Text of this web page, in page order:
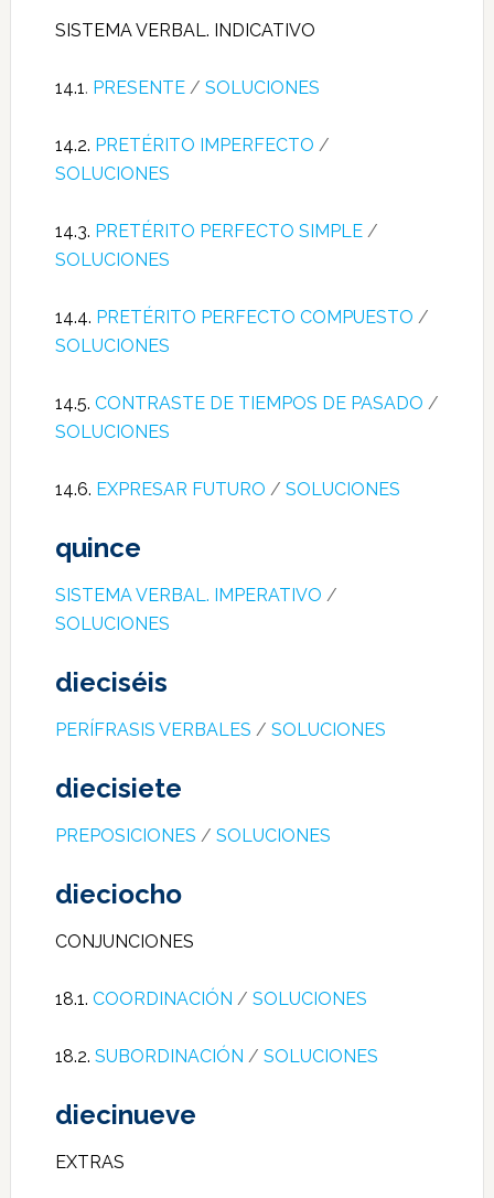
SISTEMA VERBAL. INDICATIVO
14.1. PRESENTE/ SOLUCIONES
14.2. PRETÉRITO IMPERFECTO /
SOLUCIONES
14.3. PRETÉRITO PERFECTO SIMPLE/
SOLUCIONES
14.4. PRETÉRITO PERFECTO COMPUESTO /
SOLUCIONES
14.5. CONTRASTE DE TIEMPOS DE PASADO /
SOLUCIONES
14.6. EXPRESAR FUTURO / SOLUCIONES
quince
SISTEMA VERBAL. IMPERATIVO /
SOLUCIONES
dieciséis
PERÍFRASIS VERBALES / SOLUCIONES
diecisiete
PREPOSICIONES / SOLUCIONES
dieciocho
CONJUNCIONES
18.1. COORDINACIÓN / SOLUCIONES
18.2. SUBORDINACIÓN / SOLUCIONES
diecinueve
EXTRAS